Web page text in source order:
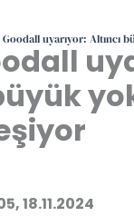
Goodall uyarıyor: Altıncı
18.11.2024